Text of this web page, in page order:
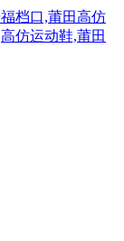
档口,莆田高仿
仿运动鞋,莆田